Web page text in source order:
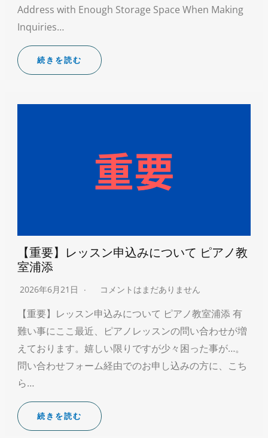
Address with Enough Storage Space When Making
Inquiries…
続きを読む
【重要】レッスン申込みについて ピアノ教
室浦添
2026年6月21日 コメントはまだありません
【重要】レッスン申込みについて ピアノ教室浦添 有
難い事にここ最近、ピアノレッスンの問い合わせが増
えております。嬉しい限りですが少々困った事が…。
問い合わせフォーム経由でのお申し込みの方に、こち
ら…
続きを読む